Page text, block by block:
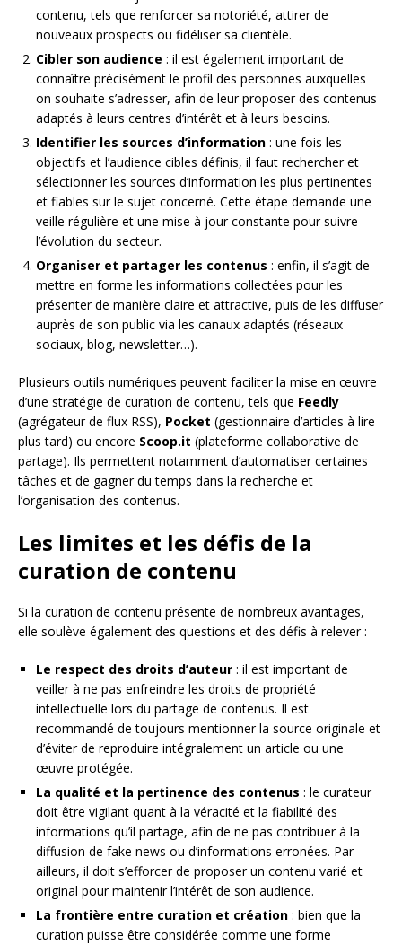
contenu, tels que renforcer sa notoriété, attirer de
nouveaux prospects ou fidéliser sa clientèle.
Cibler son audience : il est également important de
connaître précisément le profil des personnes auxquelles
on souhaite s’adresser, afin de leur proposer des contenus
adaptés à leurs centres d’intérêt et à leurs besoins.
Identifier les sources d’information : une fois les
objectifs et l’audience cibles définis, il faut rechercher et
sélectionner les sources d’information les plus pertinentes
et fiables sur le sujet concerné. Cette étape demande une
veille régulière et une mise à jour constante pour suivre
l’évolution du secteur.
Organiser et partager les contenus : enfin, il s’agit de
mettre en forme les informations collectées pour les
présenter de manière claire et attractive, puis de les diffuser
auprès de son public via les canaux adaptés (réseaux
sociaux, blog, newsletter…).
Plusieurs outils numériques peuvent faciliter la mise en œuvre
d’une stratégie de curation de contenu, tels que Feedly
(agrégateur de flux RSS), Pocket (gestionnaire d’articles à lire
plus tard) ou encore Scoop.it (plateforme collaborative de
partage). Ils permettent notamment d’automatiser certaines
tâches et de gagner du temps dans la recherche et
l’organisation des contenus.
Les limites et les défis de la
curation de contenu
Si la curation de contenu présente de nombreux avantages,
elle soulève également des questions et des défis à relever :
Le respect des droits d’auteur : il est important de
veiller à ne pas enfreindre les droits de propriété
intellectuelle lors du partage de contenus. Il est
recommandé de toujours mentionner la source originale et
d’éviter de reproduire intégralement un article ou une
œuvre protégée.
La qualité et la pertinence des contenus : le curateur
doit être vigilant quant à la véracité et la fiabilité des
informations qu’il partage, afin de ne pas contribuer à la
diffusion de fake news ou d’informations erronées. Par
ailleurs, il doit s’efforcer de proposer un contenu varié et
original pour maintenir l’intérêt de son audience.
La frontière entre curation et création : bien que la
curation puisse être considérée comme une forme